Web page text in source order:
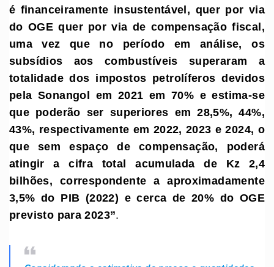
é financeiramente insustentável, quer por via
do OGE quer por via de compensação fiscal,
uma vez que no período em análise, os
subsídios aos combustíveis superaram a
totalidade dos impostos petrolíferos devidos
pela Sonangol em 2021 em 70% e estima-se
que poderão ser superiores em 28,5%, 44%,
43%, respectivamente em 2022, 2023 e 2024, o
que sem espaço de compensação, poderá
atingir a cifra total acumulada de Kz 2,4
bilhões, correspondente a aproximadamente
3,5% do PIB (2022) e cerca de 20% do OGE
previsto para 2023”.